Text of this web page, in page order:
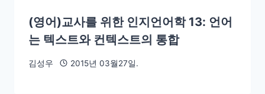
(영어)교사를 위한 인지언어학 13: 언어
는 텍스트와 컨텍스트의 통합
김성우 2015년 03월27일.